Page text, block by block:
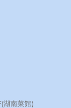
湖南菜館)